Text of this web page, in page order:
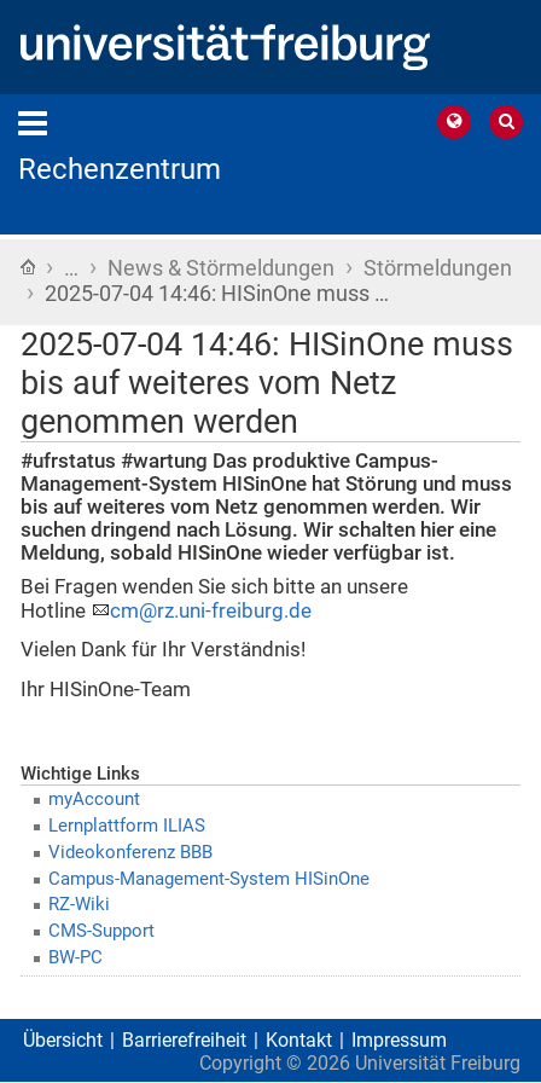
Rechenzentrum
Startseite
› … › News & Störmeldungen › Störmeldungen
› 2025-07-04 14:46: HISinOne muss …
2025-07-04 14:46: HISinOne muss
bis auf weiteres vom Netz
genommen werden
#ufrstatus #wartung Das produktive Campus-
Management-System HISinOne hat Störung und muss
bis auf weiteres vom Netz genommen werden. Wir
suchen dringend nach Lösung. Wir schalten hier eine
Meldung, sobald HISinOne wieder verfügbar ist.
Bei Fragen wenden Sie sich bitte an unsere
Hotline
cm@rz.uni-freiburg.de
Vielen Dank für Ihr Verständnis!
Ihr HISinOne-Team
Wichtige Links
myAccount
Lernplattform ILIAS
Videokonferenz BBB
Campus-Management-System HISinOne
RZ-Wiki
CMS-Support
BW-PC
Übersicht Barrierefreiheit Kontakt
Impressum
Copyright © 2026 Universität Freiburg